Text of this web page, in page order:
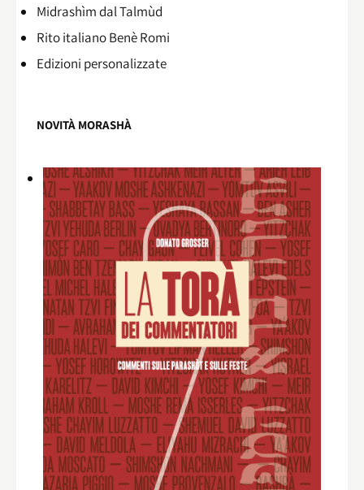
Midrashìm dal Talmùd
Rito italiano Benè Romi​
Edizioni personalizzate
NOVITÀ MORASHÀ